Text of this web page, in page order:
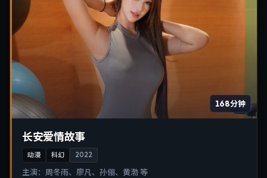
168分钟
长安爱情故事
动漫 科幻 2022
主演： 周冬雨、廖凡、孙俪、黄渤 等